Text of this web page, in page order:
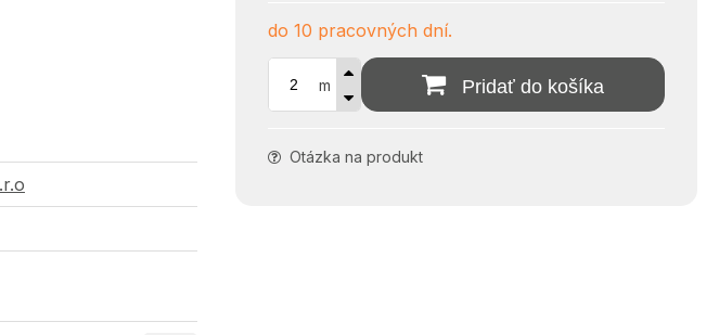
do 10 pracovných dní.
m Pridať do košíka
Otázka na produkt